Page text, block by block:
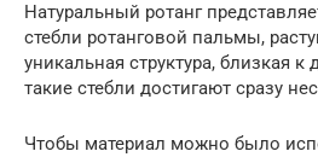
Натуральный ротанг
стебли ротанговой пальмы,
уникальная структура, близкая
такие стебли достигают сразу
Чтобы материал можно было